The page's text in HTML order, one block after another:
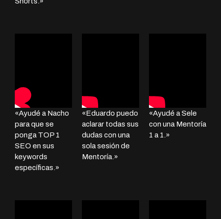
«Ayudé a Nacho
para que se
ponga TOP 1
SEO en sus
keywords
específicas.»
«Eduardo puedo
aclarar todas sus
dudas con una
sola sesión de
Mentoría.»
«Ayudé a Sele
con una Mentoría
1 a 1.»